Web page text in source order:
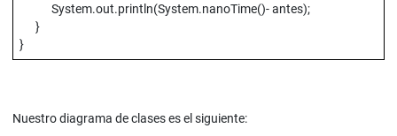
System.out.println(System.nanoTime()- antes);
}
}
Nuestro diagrama de clases es el siguiente: